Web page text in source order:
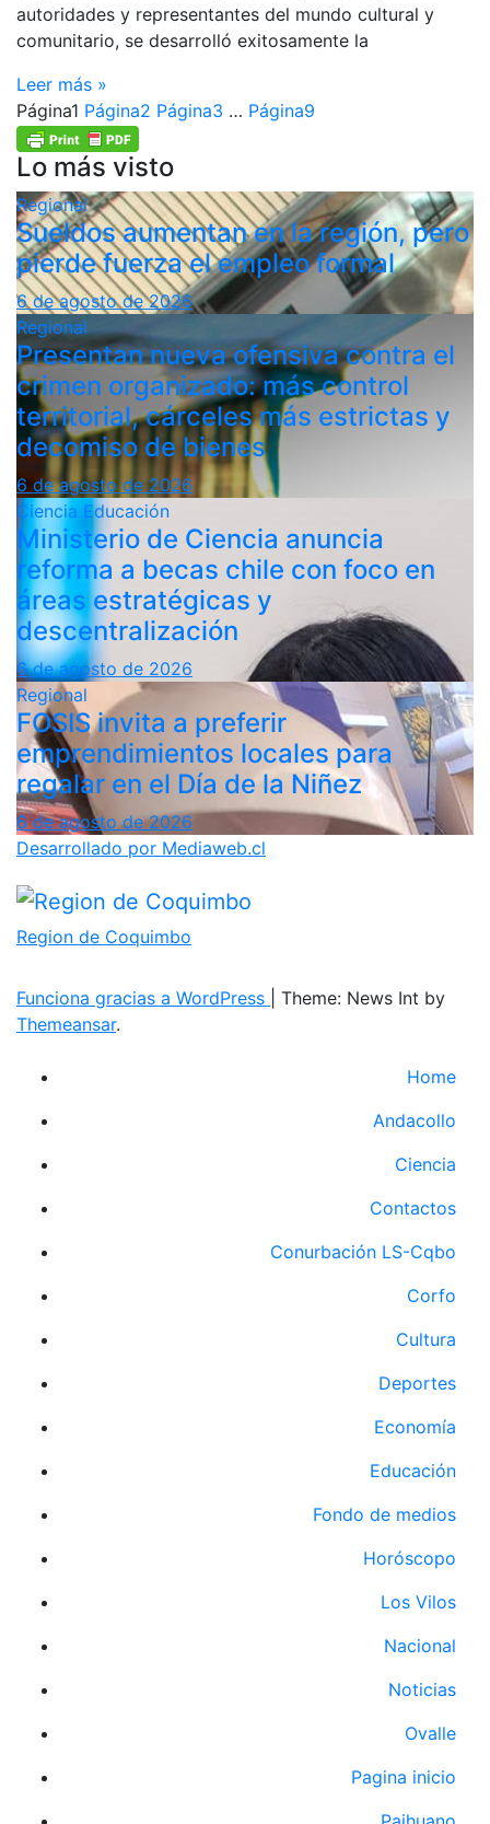
autoridades y representantes del mundo cultural y
comunitario, se desarrolló exitosamente la
Leer más »
Página1 Página2 Página3 … Página9
Lo más visto
Regional
Sueldos aumentan en la región, pero
pierde fuerza el empleo formal
6 de agosto de 2026
Regional
Presentan nueva ofensiva contra el
crimen organizado: más control
territorial, cárceles más estrictas y
decomiso de bienes
6 de agosto de 2026
Ciencia Educación
Ministerio de Ciencia anuncia
reforma a becas chile con foco en
áreas estratégicas y
descentralización
6 de agosto de 2026
Regional
FOSIS invita a preferir
emprendimientos locales para
regalar en el Día de la Niñez
6 de agosto de 2026
Desarrollado por Mediaweb.cl
Region de Coquimbo
Funciona gracias a WordPress
Theme: News Int by
Themeansar.
Home
Andacollo
Ciencia
Contactos
Conurbación LS-Cqbo
Corfo
Cultura
Deportes
Economía
Educación
Fondo de medios
Horóscopo
Los Vilos
Nacional
Noticias
Ovalle
Pagina inicio